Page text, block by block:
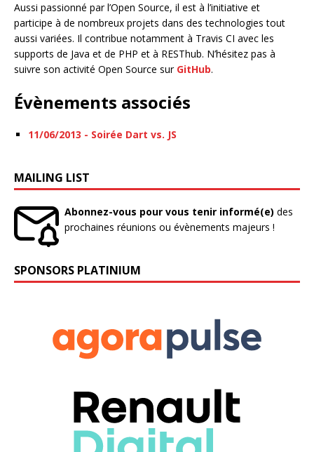
Aussi passionné par l’Open Source, il est à l’initiative et
participe à de nombreux projets dans des technologies tout
aussi variées. Il contribue notamment à Travis CI avec les
supports de Java et de PHP et à RESThub. N’hésitez pas à
suivre son activité Open Source sur GitHub.
Évènements associés
11/06/2013 - Soirée Dart vs. JS
MAILING LIST
Abonnez-vous pour vous tenir informé(e) des
prochaines réunions ou évènements majeurs !
SPONSORS PLATINIUM